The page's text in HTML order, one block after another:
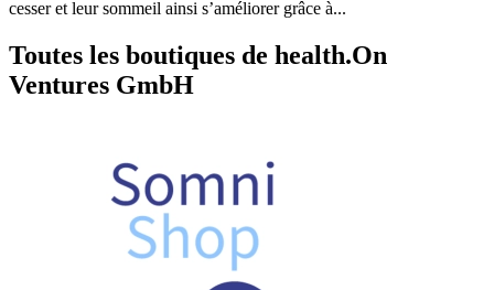
cesser et leur sommeil ainsi s’améliorer grâce à...
Toutes les boutiques de health.On
Ventures GmbH